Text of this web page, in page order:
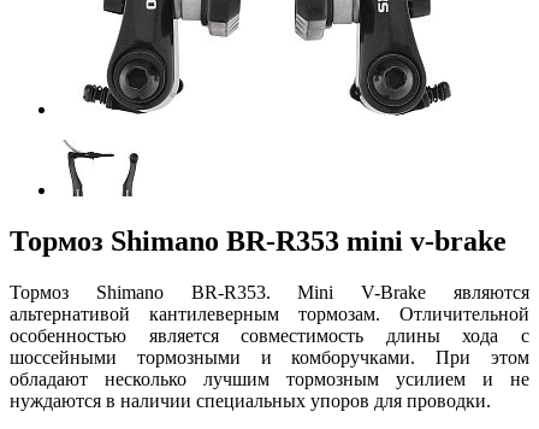
Тормоз Shimano BR-R353 mini v-brake
Тормоз Shimano BR-R353. Mini V-Brake являются
альтернативой кантилеверным тормозам. Отличительной
особенностью является совместимость длины хода с
шоссейными тормозными и комборучками. При этом
обладают несколько лучшим тормозным усилием и не
нуждаются в наличии специальных упоров для проводки.